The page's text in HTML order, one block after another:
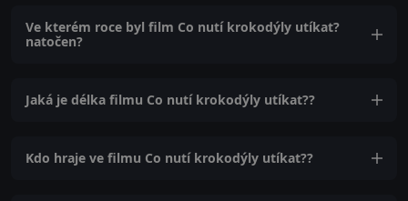
Ve kterém roce byl film Co nutí krokodýly utíkat?
natočen?
Jaká je délka filmu Co nutí krokodýly utíkat??
Kdo hraje ve filmu Co nutí krokodýly utíkat??